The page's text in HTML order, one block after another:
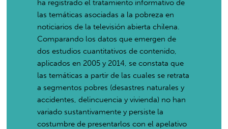
ha registrado el tratamiento informativo de
las temáticas asociadas a la pobreza en
noticiarios de la televisión abierta chilena.
Comparando los datos que emergen de
dos estudios cuantitativos de contenido,
aplicados en 2005 y 2014, se constata que
las temáticas a partir de las cuales se retrata
a segmentos pobres (desastres naturales y
accidentes, delincuencia y vivienda) no han
variado sustantivamente y persiste la
costumbre de presentarlos con el apelativo